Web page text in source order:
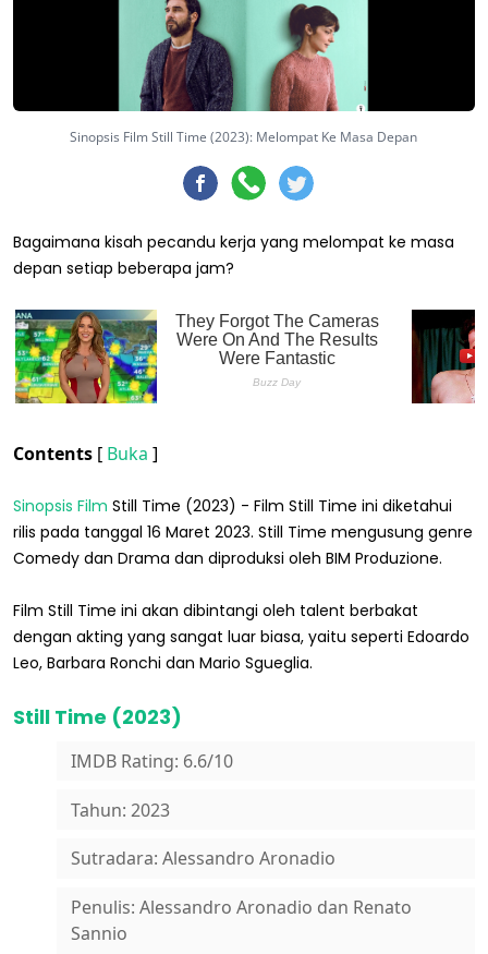
Sinopsis Film Still Time (2023): Melompat Ke Masa Depan
Bagaimana kisah pecandu kerja yang melompat ke masa
depan setiap beberapa jam?
Contents [ Buka ]
Sinopsis Film Still Time (2023) - Film Still Time ini diketahui
rilis pada tanggal 16 Maret 2023. Still Time mengusung genre
Comedy dan Drama dan diproduksi oleh BIM Produzione.
Film Still Time ini akan dibintangi oleh talent berbakat
dengan akting yang sangat luar biasa, yaitu seperti Edoardo
Leo, Barbara Ronchi dan Mario Sgueglia.
Still Time (2023)
IMDB Rating: 6.6/10
Tahun: 2023
Sutradara: Alessandro Aronadio
Penulis: Alessandro Aronadio dan Renato
Sannio